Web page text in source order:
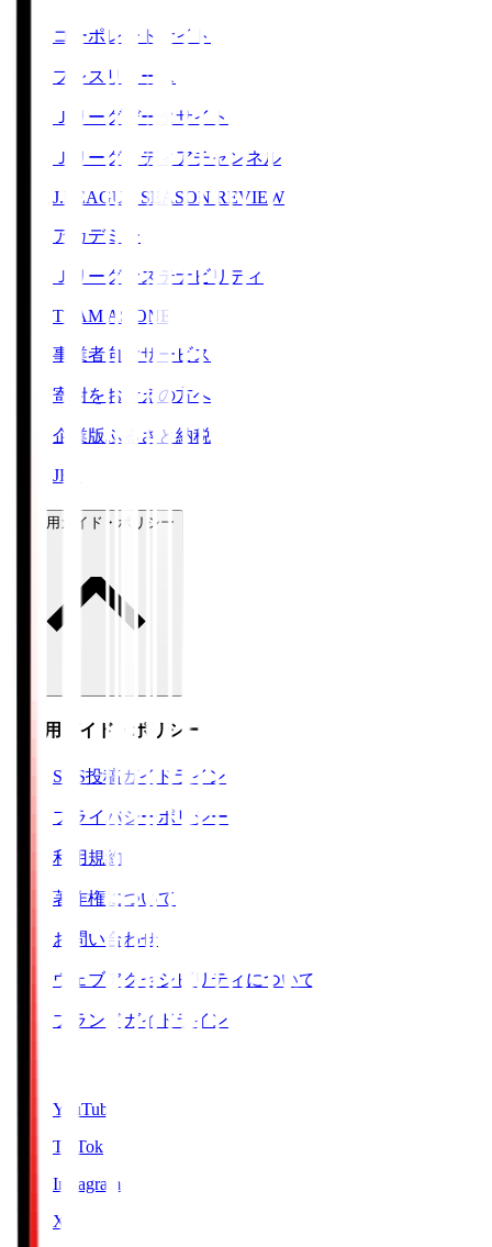
コーポレートサイト
プレスリリース
Ｊリーグデータサイト
Ｊリーグメディアチャンネル
J.LEAGUE SEASON REVIEW
アカデミー
Ｊリーグサステナビリティ
TEAM AS ONE
事業者向けサービス
寄附をお考えの方へ
企業版ふるさと納税
JFA
ご利用ガイド・ポリシー
ご利用ガイド・ポリシー
SNS投稿ガイドライン
プライバシーポリシー
利用規約
著作権について
お問い合わせ
ウェブアクセシビリティについて
ブランドガイドライン
YouTube
TikTok
Instagram
X